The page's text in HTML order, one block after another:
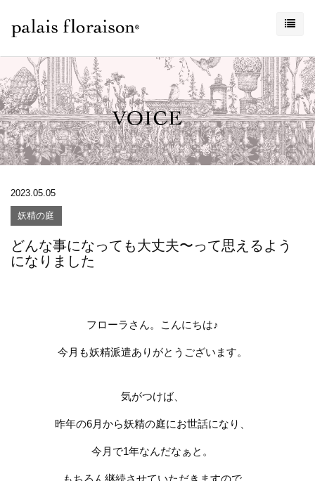
2023.05.05
妖精の庭
どんな事になっても大丈夫〜って思えるよう
になりました
フローラさん。こんにちは♪
今月も妖精派遣ありがとうございます。
気がつけば、
昨年の6月から妖精の庭にお世話になり、
今月で1年なんだなぁと。
もちろん継続させていただきますので